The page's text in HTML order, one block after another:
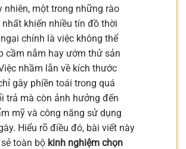
nhiên, một trong những rào
khiến nhiều tín đồ thời
chính là việc không thể
cầm nắm hay ướm thử sản
nhầm lẫn về kích thước
gây phiền toái trong quá
trả mà còn ảnh hưởng đến
mỹ và công năng sử dụng
Hiểu rõ điều đó, bài viết này
toàn bộ kinh nghiệm chọn